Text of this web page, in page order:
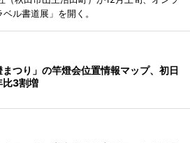
ル書道展」を開く。
まつり」の竿燈会位置情報マップ、初日
比3割増